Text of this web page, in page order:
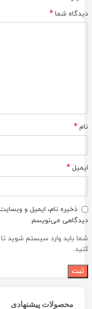
دیدگاه شما *
نام *
ایمیل *
ذخیره نام، ایمیل و
دیدگاهی می‌نویسم.
شما باید وارد سیستم شوید
کنید.
محصولات پیشنهادی